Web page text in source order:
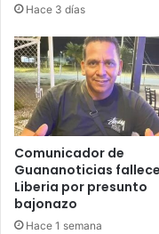
Hace 3 días
Comunicador de
Guananoticias
Liberia por presunto
bajonazo
Hace 1 semana